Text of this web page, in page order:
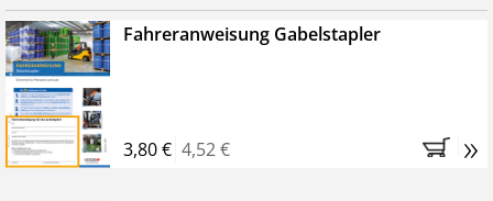
Fahreranweisung Gabelstapler
3,80 € 4,52 € »